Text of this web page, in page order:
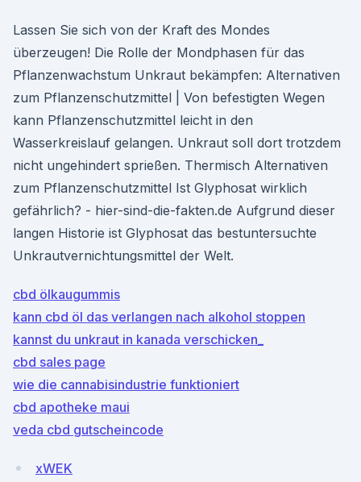
Lassen Sie sich von der Kraft des Mondes
überzeugen! Die Rolle der Mondphasen für das
Pflanzenwachstum Unkraut bekämpfen: Alternativen
zum Pflanzenschutzmittel | Von befestigten Wegen
kann Pflanzenschutzmittel leicht in den
Wasserkreislauf gelangen. Unkraut soll dort trotzdem
nicht ungehindert sprießen. Thermisch Alternativen
zum Pflanzenschutzmittel Ist Glyphosat wirklich
gefährlich? - hier-sind-die-fakten.de Aufgrund dieser
langen Historie ist Glyphosat das bestuntersuchte
Unkrautvernichtungsmittel der Welt.
cbd ölkaugummis
kann cbd öl das verlangen nach alkohol stoppen
kannst du unkraut in kanada verschicken_
cbd sales page
wie die cannabisindustrie funktioniert
cbd apotheke maui
veda cbd gutscheincode
xWEK